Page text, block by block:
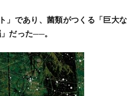
」であり、菌類がつくる「巨大な
だった──。